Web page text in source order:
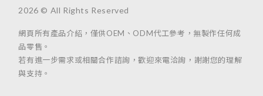
2026 © All Rights Reserved
網頁所有產品介紹，僅供OEM、ODM代工參考，無製作任何成
品零售。
若有進一步需求或相關合作諮詢，歡迎來電洽詢，謝謝您的理解
與支持。